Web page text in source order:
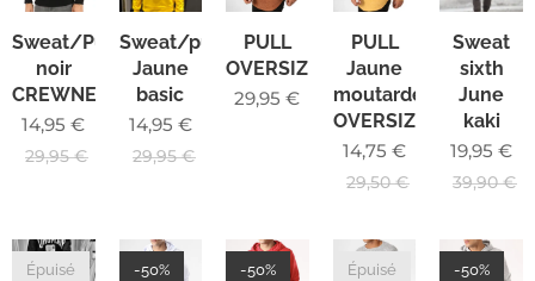
Sweat/Pull
noir
CREWNECK
14,95 €
29,95€
Sweat/pull
Jaune
basic
14,95 €
29,95€
PULL
OVERSIZE
29,95 €
PULL
Jaune
moutarde
OVERSIZE
14,75 €
29,50€
Sweat
sixth
June
kaki
19,95 €
39,90€
Épuisé -50% -50% Épuisé -50%